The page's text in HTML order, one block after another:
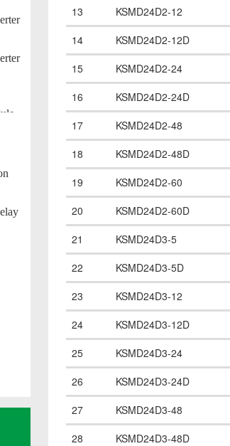
13
KSMD24D2-12
14
KSMD24D2-12D
15
KSMD24D2-24
16
KSMD24D2-24D
17
KSMD24D2-48
18
KSMD24D2-48D
19
KSMD24D2-60
20
KSMD24D2-60D
21
KSMD24D3-5
22
KSMD24D3-5D
23
KSMD24D3-12
24
KSMD24D3-12D
25
KSMD24D3-24
26
KSMD24D3-24D
27
KSMD24D3-48
28
KSMD24D3-48D